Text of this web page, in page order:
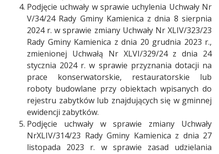
Podjęcie uchwały w sprawie uchylenia Uchwały Nr
V/34/24 Rady Gminy Kamienica z dnia 8 sierpnia
2024 r. w sprawie zmiany Uchwały Nr XLIV/323/23
Rady Gminy Kamienica z dnia 20 grudnia 2023 r.,
zmienionej Uchwałą Nr XLVI/329/24 z dnia 24
stycznia 2024 r. w sprawie przyznania dotacji na
prace konserwatorskie, restauratorskie lub
roboty budowlane przy obiektach wpisanych do
rejestru zabytków lub znajdujących się w gminnej
ewidencji zabytków.
Podjęcie uchwały w sprawie zmiany Uchwały
NrXLIV/314/23 Rady Gminy Kamienica z dnia 27
listopada 2023 r. w sprawie zasad udzielania